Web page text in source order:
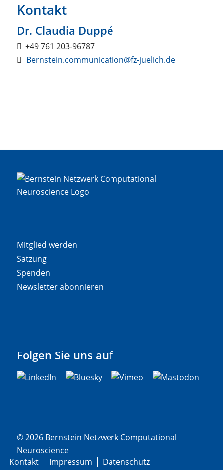
Kontakt
Dr. Claudia Duppé
+49 761 203-96787
Bernstein.communication@fz-juelich.de
Mitglied werden
Satzung
Spenden
Newsletter abonnieren
Folgen Sie uns auf
© 2026 Bernstein Netzwerk Computational
Neuroscience
Kontakt
Impressum Datenschutz